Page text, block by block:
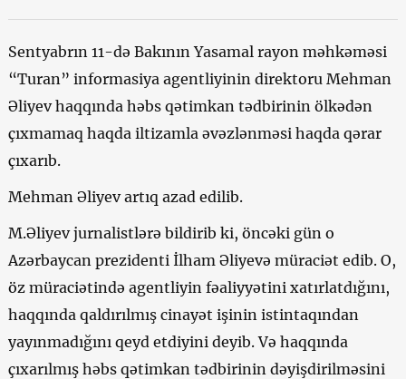
Sentyabrın 11-də Bakının Yasamal rayon məhkəməsi
“Turan” informasiya agentliyinin direktoru Mehman
Əliyev haqqında həbs qətimkan tədbirinin ölkədən
çıxmamaq haqda iltizamla əvəzlənməsi haqda qərar
çıxarıb.
Mehman Əliyev artıq azad edilib.
M.Əliyev jurnalistlərə bildirib ki, öncəki gün o
Azərbaycan prezidenti İlham Əliyevə müraciət edib. O,
öz müraciətində agentliyin fəaliyyətini xatırlatdığını,
haqqında qaldırılmış cinayət işinin istintaqından
yayınmadığını qeyd etdiyini deyib. Və haqqında
çıxarılmış həbs qətimkan tədbirinin dəyişdirilməsini